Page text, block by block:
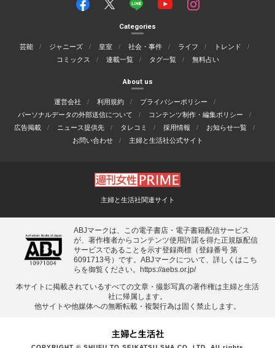
Categories
芸能 ジャニーズ 皇室 社会・事件 ライフ
トレンド
コミックス
連載一覧 タグ一覧 無料占い
About us
運営会社 利用規約
プライバシーポリシー
パーソナルデータの外部送信について
コンテンツ制作・編集ポリシー
広告掲載
ニュース提供先 タレコミ 採用情報
お知らせ一覧
お問い合わせ
主婦と生活社公式サイト
主婦と生活社関連サイト
ABJマークは、この電子書店・電子書籍配信サービス
が、著作権者からコンテンツ使用許諾を得た正規版配信
サービスであることを示す登録商標（登録番号 第
6091713号）です。ABJマークについて、詳しくはこち
らを御覧ください。 https://aebs.or.jp/
本サイトに掲載されているすべての⽂章・撮影写真の著作権は主婦と⽣活
社に帰属します。
他サイトや他媒体への無断転載・複製⾏為は固く禁⽌します。